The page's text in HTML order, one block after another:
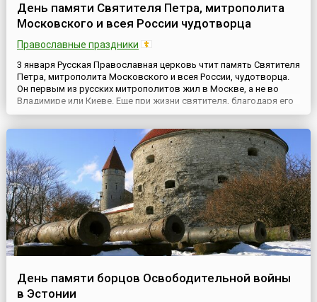
День памяти Святителя Петра, митрополита
Московского и всея России чудотворца
Православные праздники
3 января Русская Православная церковь чтит память Святителя
Петра, митрополита Московского и всея России, чудотворца.
Он первым из русских митрополитов жил в Москве, а не во
Владимире или Киеве. Еще при жизни святителя, благодаря его
выдающейся церковно-государственной деятельности,
Великим, Григорием Богословом и Иоанном Златоустом. А по...
День памяти борцов Освободительной войны
в Эстонии